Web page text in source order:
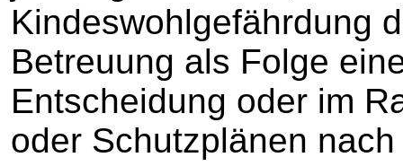
Kindeswohlgefährdung
Betreuung als Folge
Entscheidung oder im
oder Schutzplänen